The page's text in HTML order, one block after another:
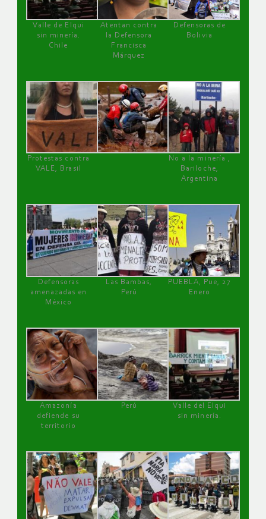
Valle de Elqui
sin minería.
Chile
Atentan contra
la Defensora
Francisca
Márquez
Defensoras de
Bolivia
Protestas contra
VALE, Brasil
No a la minería ,
Bariloche,
Argentina
Defensoras
amenazadas en
México
Las Bambas,
Perú
PUEBLA, Pue, 27
Enero
Amazonía
defiende su
territorio
Perú
Valle del Elqui
sin minería.